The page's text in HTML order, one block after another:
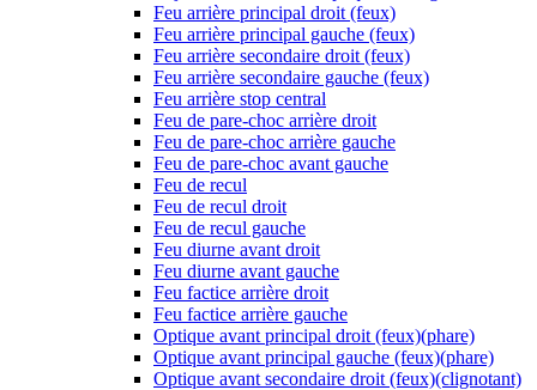
Feu arrière principal droit (feux)
Feu arrière principal gauche (feux)
Feu arrière secondaire droit (feux)
Feu arrière secondaire gauche (feux)
Feu arrière stop central
Feu de pare-choc arrière droit
Feu de pare-choc arrière gauche
Feu de pare-choc avant gauche
Feu de recul
Feu de recul droit
Feu de recul gauche
Feu diurne avant droit
Feu diurne avant gauche
Feu factice arrière droit
Feu factice arrière gauche
Optique avant principal droit (feux)(phare)
Optique avant principal gauche (feux)(phare)
Optique avant secondaire droit (feux)(clignotant)